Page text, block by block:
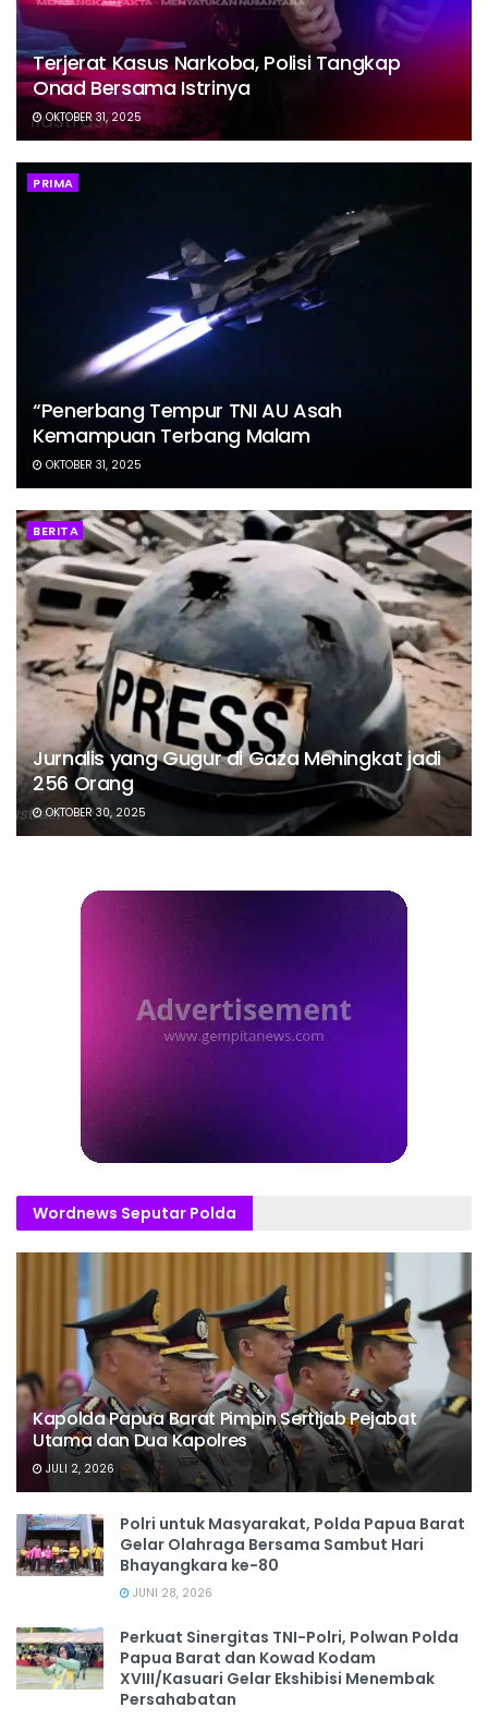
Terjerat Kasus Narkoba, Polisi Tangkap
Onad Bersama Istrinya
OKTOBER 31, 2025
PRIMA
“Penerbang Tempur TNI AU Asah
Kemampuan Terbang Malam
OKTOBER 31, 2025
BERITA
Jurnalis yang Gugur di Gaza Meningkat jadi
256 Orang
OKTOBER 30, 2025
Wordnews Seputar Polda
Kapolda Papua Barat Pimpin Sertijab Pejabat
Utama dan Dua Kapolres
JULI 2, 2026
Polri untuk Masyarakat, Polda Papua Barat
Gelar Olahraga Bersama Sambut Hari
Bhayangkara ke-80
JUNI 28, 2026
‎Perkuat Sinergitas TNI-Polri, Polwan Polda
Papua Barat dan Kowad Kodam
XVIII/Kasuari Gelar Ekshibisi Menembak
Persahabatan